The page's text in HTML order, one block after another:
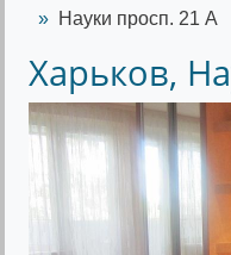
Науки просп. 21 А
Харьков,